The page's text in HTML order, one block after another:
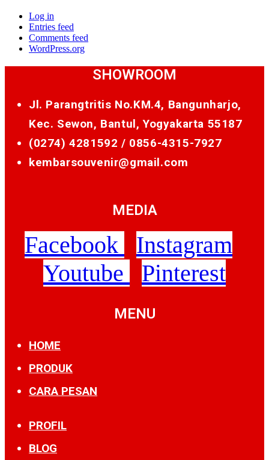
Log in
Entries feed
Comments feed
WordPress.org
SHOWROOM
Jl. Parangtritis No.KM.4, Bangunharjo,
Kec. Sewon, Bantul, Yogyakarta 55187
(0274) 4281592 / 0856-4315-7927
kembarsouvenir@gmail.com
MEDIA
Facebook
Instagram
Youtube
Pinterest
MENU
HOME
PRODUK
CARA PESAN
PROFIL
BLOG